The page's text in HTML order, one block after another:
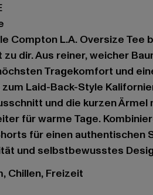
Compton L.A. Oversize Tee
dir. Aus reiner, weicher
Tragekomfort und
Laid-Back-Style
und die kurzen Ärmel
für warme Tage.
für einen authentischen
und selbstbewusstes
Chillen, Freizeit